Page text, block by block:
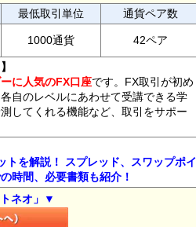
最低取引単位
通貨ペア数
1000通貨 42ペア
に人気のFX口座です。FX取引が初め
自のレベルにあわせて受講できる学
してくれる機能など、取引をサポー
を解説！ スプレッド、スワップポイ
時間、必要書類も紹介！
ネオ」▼